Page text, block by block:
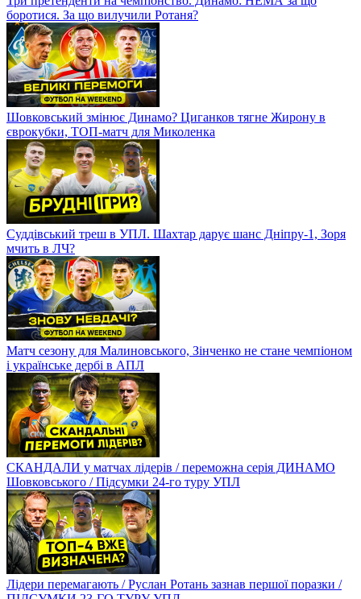
боротися. За що вилучили Ротаня?
Шовковський змінює Динамо? Циганков тягне Жирону в
єврокубки, ТОП-матч для Миколенка
Суддівський треш в УПЛ. Шахтар дарує шанс Дніпру-1, Зоря
мчить в ЛЧ?
Матч сезону для Малиновського, Зінченко не стане чемпіоном
і українське дербі в АПЛ
СКАНДАЛИ у матчах лідерів / переможна серія ДИНАМО
Шовковського / Підсумки 24-го туру УПЛ
Лідери перемагають / Руслан Ротань зазнав першої поразки /